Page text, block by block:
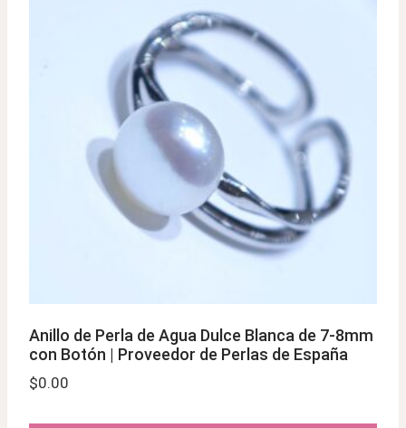
Anillo de Perla de Agua Dulce Blanca de 7-8mm
con Botón | Proveedor de Perlas de España
$0.00